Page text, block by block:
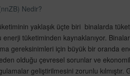
Nedir?
yaklaşık üçte biri binalarda
tüketiminden kaynaklanıyor.
gereksinimleri için büyük bir oranda
olduğu çevresel sorunlar ve
geliştirilmesini zorunlu